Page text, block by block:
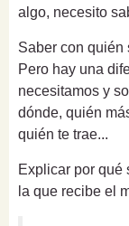
algo, necesito
Saber con quién
Pero hay una
necesitamos y
dónde, quién
quién te trae...
Explicar por qué
la que recibe el